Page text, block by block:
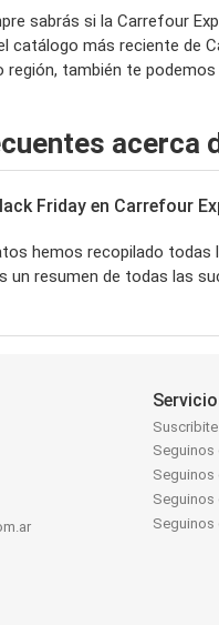
sabrás si la Carrefour
catálogo más reciente de
región, también te
acerca
Friday en Carrefour
hemos recopilado todas
un resumen de todas las
Seguinos
Seguinos
Seguinos
Seguinos